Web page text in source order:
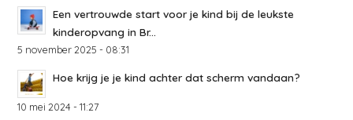
Een vertrouwde start voor je kind bij de leukste
kinderopvang in Br...
5 november 2025 - 08:31
Hoe krijg je je kind achter dat scherm vandaan?
10 mei 2024 - 11:27